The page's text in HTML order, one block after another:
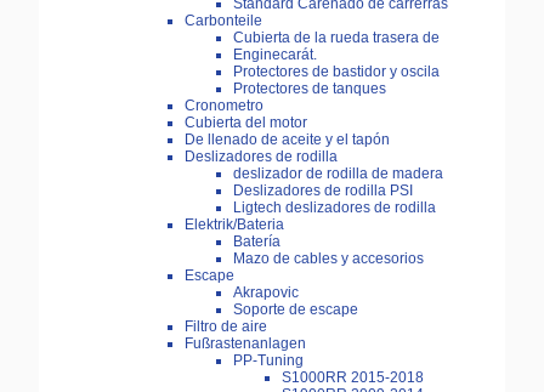
Standard Carenado de carrerras
Carbonteile
Cubierta de la rueda trasera de
Enginecarát.
Protectores de bastidor y oscila
Protectores de tanques
Cronometro
Cubierta del motor
De llenado de aceite y el tapón
Deslizadores de rodilla
deslizador de rodilla de madera
Deslizadores de rodilla PSI
Ligtech deslizadores de rodilla
Elektrik/Bateria
Batería
Mazo de cables y accesorios
Escape
Akrapovic
Soporte de escape
Filtro de aire
Fußrastenanlagen
PP-Tuning
S1000RR 2015-2018